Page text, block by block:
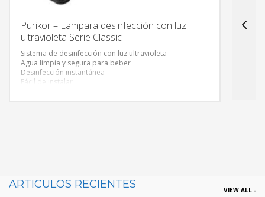
Purikor – Lampara desinfección con luz
ultravioleta Serie Classic
Sistema de desinfección con luz ultravioleta
Agua limpia y segura para beber
Desinfección instantánea
Fácil de instalar
ARTICULOS RECIENTES VIEW ALL -